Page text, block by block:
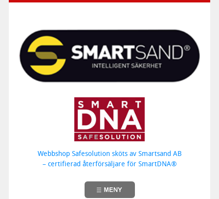
Webbshop Safesolution sköts av Smartsand AB
– certifierad återförsäljare för SmartDNA®